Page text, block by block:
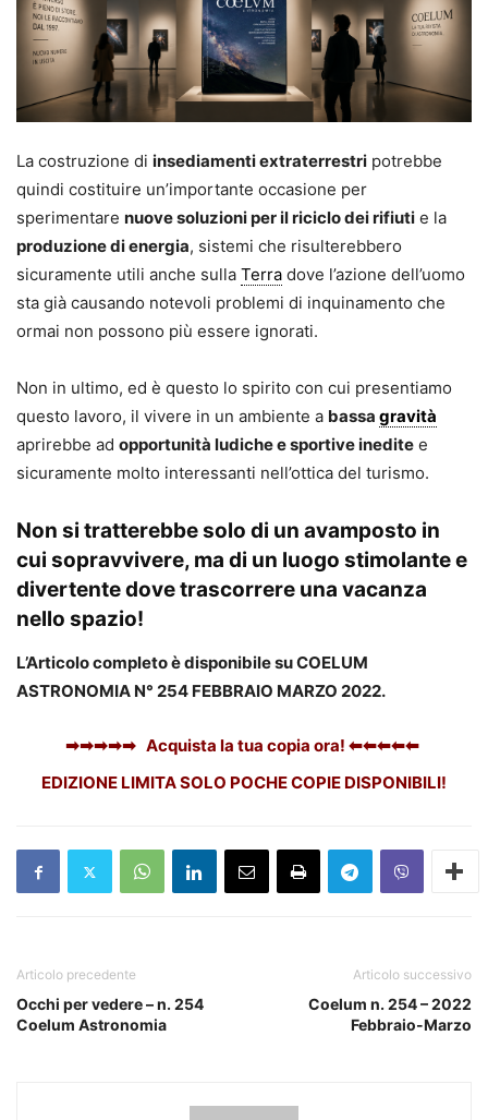
La costruzione di insediamenti extraterrestri potrebbe
quindi costituire un’importante occasione per
sperimentare nuove soluzioni per il riciclo dei rifiuti e la
produzione di energia, sistemi che risulterebbero
sicuramente utili anche sulla Terra dove l’azione dell’uomo
sta già causando notevoli problemi di inquinamento che
ormai non possono più essere ignorati.
Non in ultimo, ed è questo lo spirito con cui presentiamo
questo lavoro, il vivere in un ambiente a bassa gravità
aprirebbe ad opportunità ludiche e sportive inedite e
sicuramente molto interessanti nell’ottica del turismo.
Non si tratterebbe solo di un avamposto in
cui sopravvivere, ma di un luogo stimolante e
divertente dove trascorrere una vacanza
nello spazio!
L’Articolo completo è disponibile su COELUM
ASTRONOMIA N° 254 FEBBRAIO MARZO 2022.
➡➡➡➡➡ Acquista la tua copia ora! ⬅⬅⬅⬅⬅
EDIZIONE LIMITA SOLO POCHE COPIE DISPONIBILI!
Articolo precedente
Occhi per vedere – n. 254
Coelum Astronomia
Articolo successivo
Coelum n. 254 – 2022
Febbraio-Marzo